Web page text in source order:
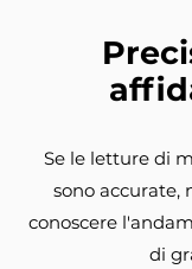
Se le letture di
sono accurate,
conoscere
di